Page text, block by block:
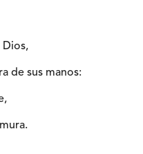
Dios,
de sus manos: